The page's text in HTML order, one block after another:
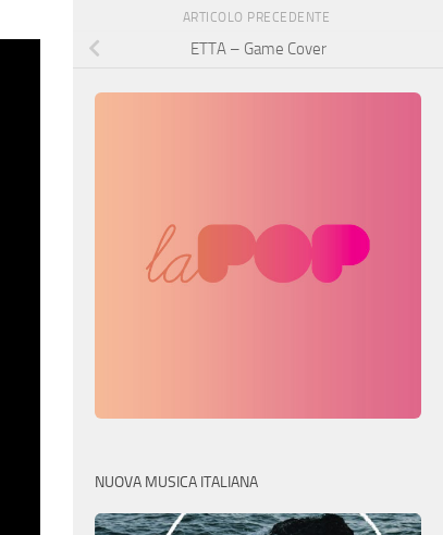
ARTICOLO PRECEDENTE
ETTA – Game Cover
NUOVA MUSICA ITALIANA